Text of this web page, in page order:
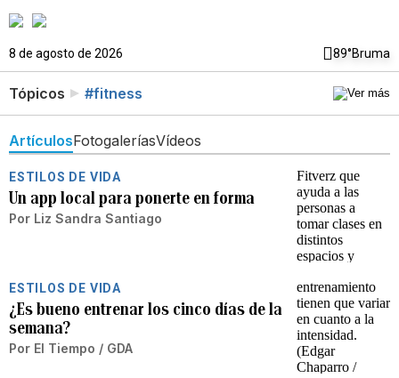
8 de agosto de 2026 89°Bruma
Tópicos #fitness
ArtículosFotogaleríasVídeos
ESTILOS DE VIDA
Un app local para ponerte en forma
Por Liz Sandra Santiago
ESTILOS DE VIDA
¿Es bueno entrenar los cinco días de la
semana?
Por El Tiempo / GDA